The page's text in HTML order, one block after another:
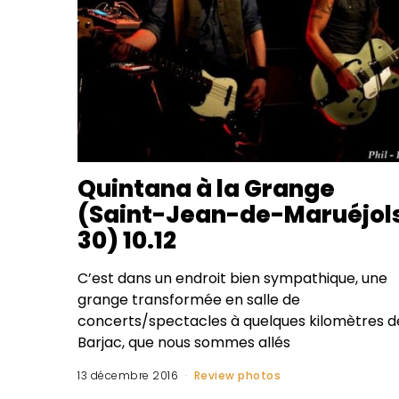
Quintana à la Grange
(Saint-Jean-de-
30) 10.12
C’est dans un endroit bien sympathique, une
grange transformée en salle de
concerts/spectacles à quelques kilomètres
Barjac, que nous sommes allés
13 décembre 2016 Review photos